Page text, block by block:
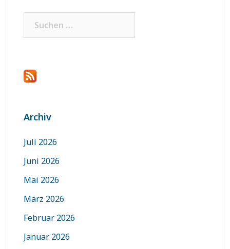
Archiv
Juli 2026
Juni 2026
Mai 2026
März 2026
Februar 2026
Januar 2026